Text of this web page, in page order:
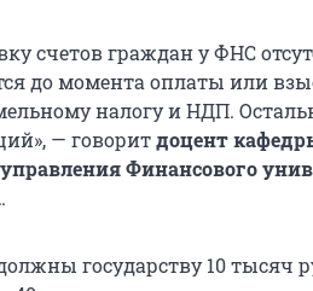
счетов граждан у ФНС
до момента оплаты или
налогу и НДП.
— говоритдоцент
Финансового
.
государству10 тысяч